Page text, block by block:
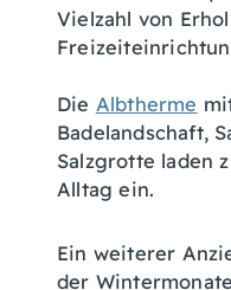
Vielzahl von
Die Albtherme
Badelandschaft,
Salzgrotte laden
Alltag ein.
Ein weiterer
der